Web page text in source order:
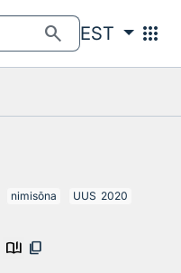
search EST apps
nimisõna UUS 2020
book_ribbon content_copy